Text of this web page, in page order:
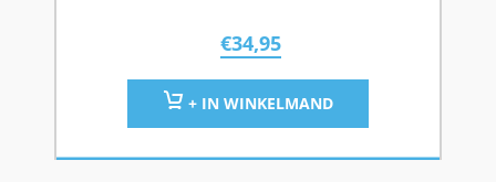
€34,95
+ IN WINKELMAND